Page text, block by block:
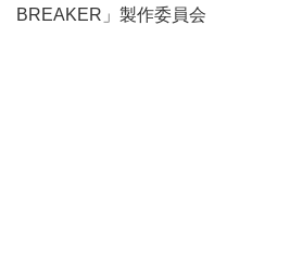
BREAKER」製作委員会